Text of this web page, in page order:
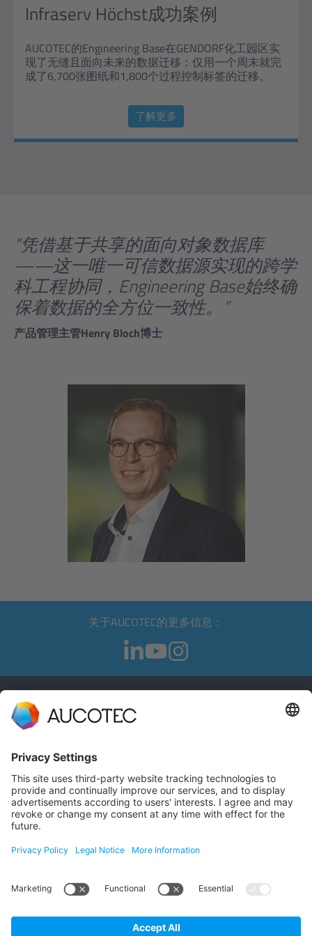
Infraserv Höchst成功案例
AUCOTEC的Engineering Base在GENDORF化工园区实
现了无缝且面向未来的数据迁移：仅用一个周末就完
成了6,700张图纸和1,800个过程控制标签的迁移。
了解更多
“凭借基于共享的面向对象数据库
——这一唯一可信数据源实现的跨学
科工程协同，Engineering Base始终确
保着数据的全方位一致性。”
产品管理主管Henry Bloch博士
关于AUCOTEC的更多信息：
联系信息
联系我们
电话 +49 511 6103 0
Hannoversche Straße 105